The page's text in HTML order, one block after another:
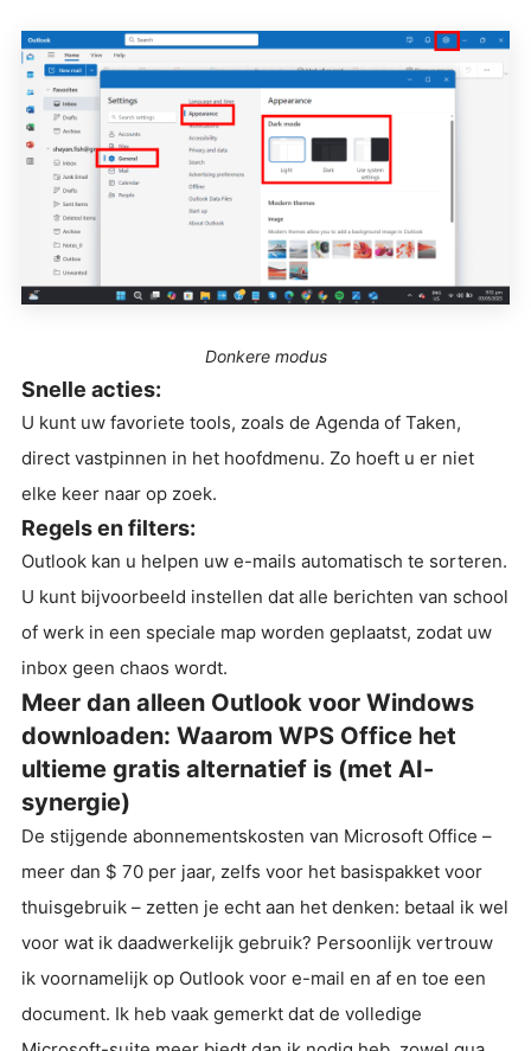
Donkere modus
Snelle acties:
U kunt uw favoriete tools, zoals de Agenda of Taken,
direct vastpinnen in het hoofdmenu. Zo hoeft u er niet
elke keer naar op zoek.
Regels en filters:
Outlook kan u helpen uw e-mails automatisch te sorteren.
U kunt bijvoorbeeld instellen dat alle berichten van school
of werk in een speciale map worden geplaatst, zodat uw
inbox geen chaos wordt.
Meer dan alleen Outlook voor Windows
downloaden: Waarom WPS Office het
ultieme gratis alternatief is (met AI-
synergie)
De stijgende abonnementskosten van Microsoft Office –
meer dan $ 70 per jaar, zelfs voor het basispakket voor
thuisgebruik – zetten je echt aan het denken: betaal ik wel
voor wat ik daadwerkelijk gebruik? Persoonlijk vertrouw
ik voornamelijk op Outlook voor e-mail en af en toe een
document. Ik heb vaak gemerkt dat de volledige